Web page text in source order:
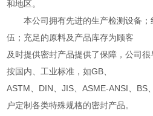
和地区。
本公司拥有先进的生产检测设备；
伍；充足的原料及产品库存为顾客
及时提供密封产品提供了保障，公司
按国内、工业标准，如GB、
ASTM、DIN、JIS、ASME-ANSI、BS
户定制各类特殊规格的密封产品。